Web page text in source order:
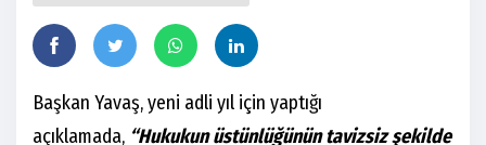
Başkan Yavaş, yeni adli yıl için yaptığı
açıklamada, “Hukukun üstünlüğünün tavizsiz şekilde